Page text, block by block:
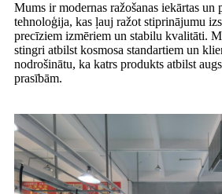
Mums ir modernas ražošanas iekārtas un
tehnoloģija, kas ļauj ražot stiprinājumu
precīziem izmēriem un stabilu kvalitāti.
stingri atbilst kosmosa standartiem un
nodrošinātu, ka katrs produkts atbilst
prasībām.